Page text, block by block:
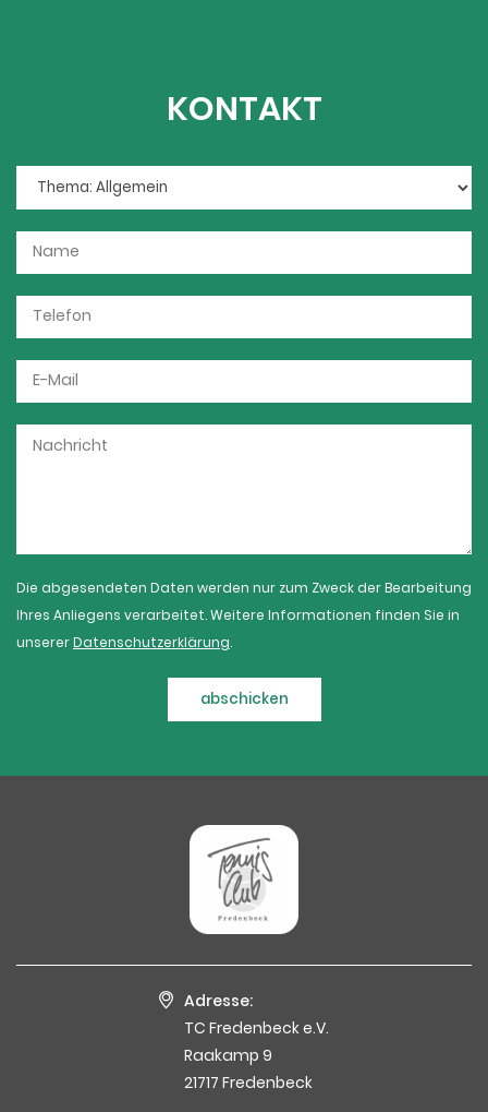
KONTAKT
Die abgesendeten Daten werden nur zum Zweck der Bearbeitung
Ihres Anliegens verarbeitet. Weitere Informationen finden Sie in
unsererDatenschutzerklärung.
abschicken
Adresse:
TC Fredenbeck e.V.
Raakamp 9
21717 Fredenbeck